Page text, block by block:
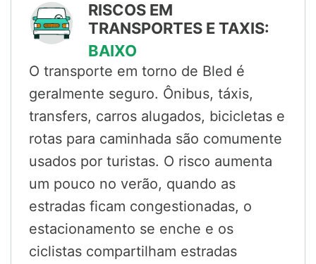
RISCOS EM
TRANSPORTES E TAXIS:
BAIXO
O transporte em torno de Bled é
geralmente seguro. Ônibus, táxis,
transfers, carros alugados, bicicletas e
rotas para caminhada são comumente
usados por turistas. O risco aumenta
um pouco no verão, quando as
estradas ficam congestionadas, o
estacionamento se enche e os
ciclistas compartilham estradas